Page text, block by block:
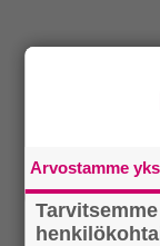
Arvostamme